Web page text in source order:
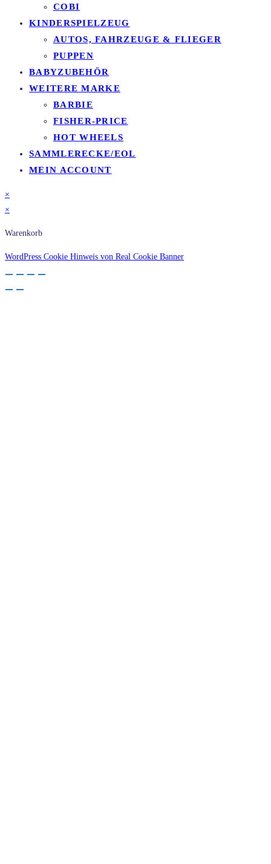
COBI
KINDERSPIELZEUG
AUTOS, FAHRZEUGE & FLIEGER
PUPPEN
BABYZUBEHÖR
WEITERE MARKE
BARBIE
FISHER-PRICE
HOT WHEELS
SAMMLERECKE/EOL
MEIN ACCOUNT
×
×
Warenkorb
WordPress Cookie Hinweis von Real Cookie Banner